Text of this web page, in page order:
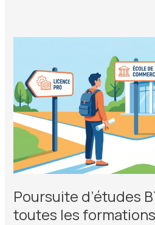
Poursuite d’études
toutes les